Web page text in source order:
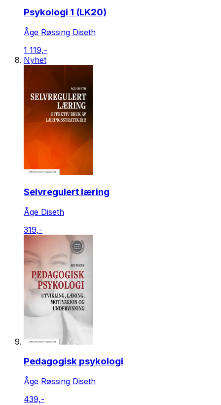
Psykologi 1 (LK20)
Åge Røssing Diseth
1 119,-
Nyhet
Selvregulert læring
Åge Diseth
319,-
Pedagogisk psykologi
Åge Røssing Diseth
439,-